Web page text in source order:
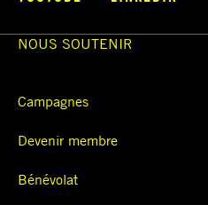
NOUS SOUTENIR
Campagnes
Devenir membre
Bénévolat